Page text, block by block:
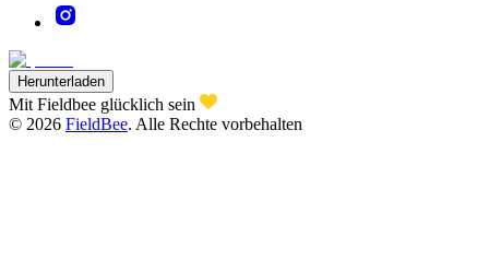
Herunterladen
Mit Fieldbee glücklich sein
© 2026 FieldBee. Alle Rechte vorbehalten